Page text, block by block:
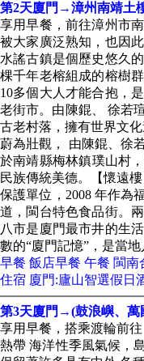
第2天廈門→漳州南靖土
享用早餐，前往漳州市
被大家廣泛熟知，也因
水謠古鎮是個歷史悠久
棵千年老榕組成的榕樹
10多個大人才能合抱，
老街市。由陳錕、 徐若
古老村落，擁有世界文
蔚為壯觀， 由陳錕、徐
於南靖縣梅林鎮璞山村
民族傳統美德。【懷遠
保護單位，2008 年作為
道，閩台特色食品街。
八市是廈門最市井的生
數的“廈門記憶”，是當地
早餐 飯店早餐 午餐 閩南
住宿 廈門:廬山智選假日
第3天廈門→(鼓浪嶼、
享用早餐，搭乘渡輪前
熱帶 海洋性季風氣候，